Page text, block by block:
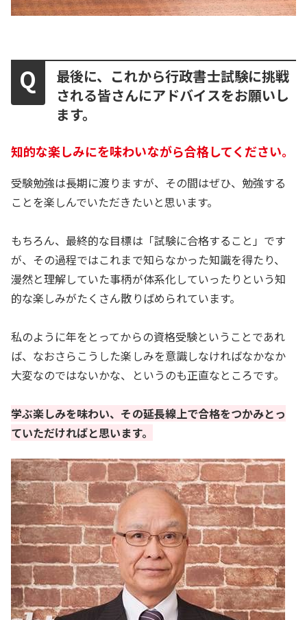
最後に、これから行政書士試験に挑戦
される皆さんにアドバイスをお願いし
ます。
知的な楽しみにを味わいながら合格してください。
受験勉強は長期に渡りますが、その間はぜひ、勉強する
ことを楽しんでいただきたいと思います。
もちろん、最終的な目標は「試験に合格すること」です
が、その過程ではこれまで知らなかった知識を得たり、
漫然と理解していた事柄が体系化していったりという知
的な楽しみがたくさん散りばめられています。
私のように年をとってからの資格受験ということであれ
ば、なおさらこうした楽しみを意識しなければなかなか
大変なのではないかな、というのも正直なところです。
学ぶ楽しみを味わい、その延長線上で合格をつかみとっ
ていただければと思います。